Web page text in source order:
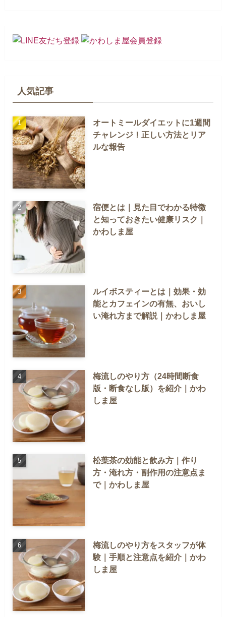
人気記事
オートミールダイエットに1週間
チャレンジ！正しい方法とリア
ルな報告
宿便とは｜見た目でわかる特徴
と知っておきたい健康リスク｜
かわしま屋
ルイボスティーとは｜効果・効
能とカフェインの有無、おいし
い淹れ方まで解説｜かわしま屋
梅流しのやり方（24時間断食
版・断食なし版）を紹介｜かわ
しま屋
松葉茶の効能と飲み方｜作り
方・淹れ方・副作用の注意点ま
で｜かわしま屋
梅流しのやり方をスタッフが体
験｜手順と注意点を紹介｜かわ
しま屋